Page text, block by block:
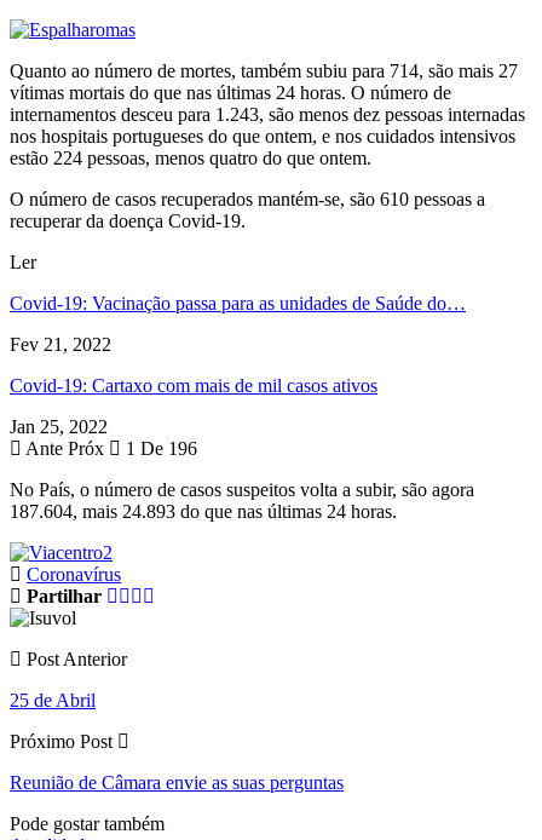
Quanto ao número de mortes, também subiu para 714, são mais 27
vítimas mortais do que nas últimas 24 horas. O número de
internamentos desceu para 1.243, são menos dez pessoas internadas
nos hospitais portugueses do que ontem, e nos cuidados intensivos
estão 224 pessoas, menos quatro do que ontem.
O número de casos recuperados mantém-se, são 610 pessoas a
recuperar da doença Covid-19.
Ler
Covid-19: Vacinação passa para as unidades de Saúde do…
Fev 21, 2022
Covid-19: Cartaxo com mais de mil casos ativos
Jan 25, 2022
Ante Próx
1 De 196
No País, o número de casos suspeitos volta a subir, são agora
187.604, mais 24.893 do que nas últimas 24 horas.
Coronavírus
Partilhar
Post Anterior
25 de Abril
Próximo Post
Reunião de Câmara envie as suas perguntas
Pode gostar também